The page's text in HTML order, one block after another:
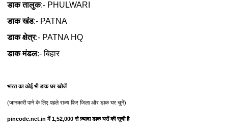
डाक तालुक:- PHULWARI
डाक खंड:- PATNA
डाक क्षेत्र:- PATNA HQ
डाक मंडल:- बिहार
भारत का कोई भी डाक घर खोजें
(जानकारी पाने के लिए पहले राज्य फिर जिला और डाक घर चुनें)
pincode.net.in में 1,52,000 से ज़्यादा डाक घरों की सूची है